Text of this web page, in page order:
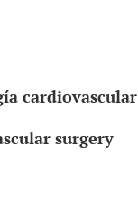
cardiovascular
surgery